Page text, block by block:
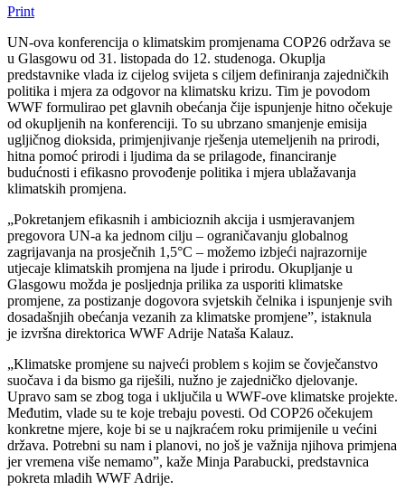
Print
UN-ova konferencija o klimatskim promjenama COP26 održava se
u Glasgowu od 31. listopada do 12. studenoga. Okuplja
predstavnike vlada iz cijelog svijeta s ciljem definiranja zajedničkih
politika i mjera za odgovor na klimatsku krizu. Tim je povodom
WWF formulirao pet glavnih obećanja čije ispunjenje hitno očekuje
od okupljenih na konferenciji. To su ubrzano smanjenje emisija
ugljičnog dioksida, primjenjivanje rješenja utemeljenih na prirodi,
hitna pomoć prirodi i ljudima da se prilagode, financiranje
budućnosti i efikasno provođenje politika i mjera ublažavanja
klimatskih promjena.
„Pokretanjem efikasnih i ambicioznih akcija i usmjeravanjem
pregovora UN-a ka jednom cilju – ograničavanju globalnog
zagrijavanja na prosječnih 1,5°C – možemo izbjeći najrazornije
utjecaje klimatskih promjena na ljude i prirodu. Okupljanje u
Glasgowu možda je posljednja prilika za usporiti klimatske
promjene, za postizanje dogovora svjetskih čelnika i ispunjenje svih
dosadašnjih obećanja vezanih za klimatske promjene”, istaknula
je izvršna direktorica WWF Adrije Nataša Kalauz.
„Klimatske promjene su najveći problem s kojim se čovječanstvo
suočava i da bismo ga riješili, nužno je zajedničko djelovanje.
Upravo sam se zbog toga i uključila u WWF-ove klimatske projekte.
Međutim, vlade su te koje trebaju povesti. Od COP26 očekujem
konkretne mjere, koje bi se u najkraćem roku primijenile u većini
država. Potrebni su nam i planovi, no još je važnija njihova primjena
jer vremena više nemamo”, kaže Minja Parabucki, predstavnica
pokreta mladih WWF Adrije.